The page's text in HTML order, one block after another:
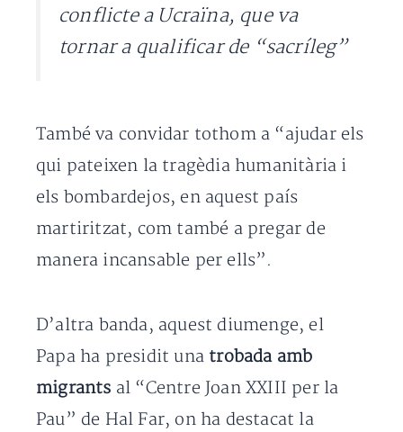
conflicte a Ucraïna, que va
tornar a qualificar de “sacríleg”
També va convidar tothom a “ajudar els
qui pateixen la tragèdia humanitària i
els bombardejos, en aquest país
martiritzat, com també a pregar de
manera incansable per ells”.
D’altra banda, aquest diumenge, el
Papa ha presidit una trobada amb
migrants al “Centre Joan XXIII per la
Pau” de Hal Far, on ha destacat la